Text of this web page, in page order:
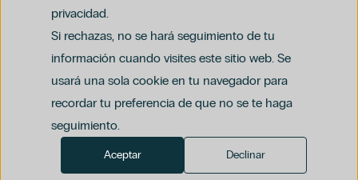
privacidad.
Si rechazas, no se hará seguimiento de tu
información cuando visites este sitio web. Se
usará una sola cookie en tu navegador para
recordar tu preferencia de que no se te haga
seguimiento.
Aceptar Declinar
Oftalmología
América
Grupo Hospiten
Láser Ginecológico
Menopausia
Neumología